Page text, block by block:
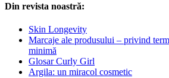
Din revista noastră:
Skin Longevity
Marcaje ale produsului – privind
minimă
Glosar Curly Girl
Argila: un miracol cosmetic